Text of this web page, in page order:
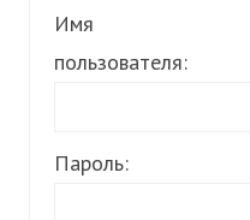
Имя
пользователя:
Пароль: